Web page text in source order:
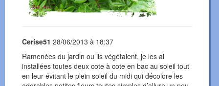
Cerise51 28/06/2013 à 18:37
Ramenées du jardin ou ils végétaient, je les ai
installées toutes deux cote à cote en bac au soleil tout
en leur évitant le plein soleil du midi qui décolore les